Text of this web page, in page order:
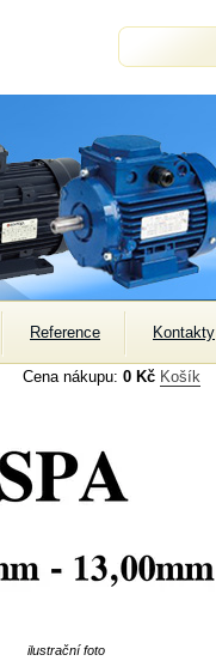
Reference Kontakty
Cena nákupu: 0 Kč Košík
ilustrační foto